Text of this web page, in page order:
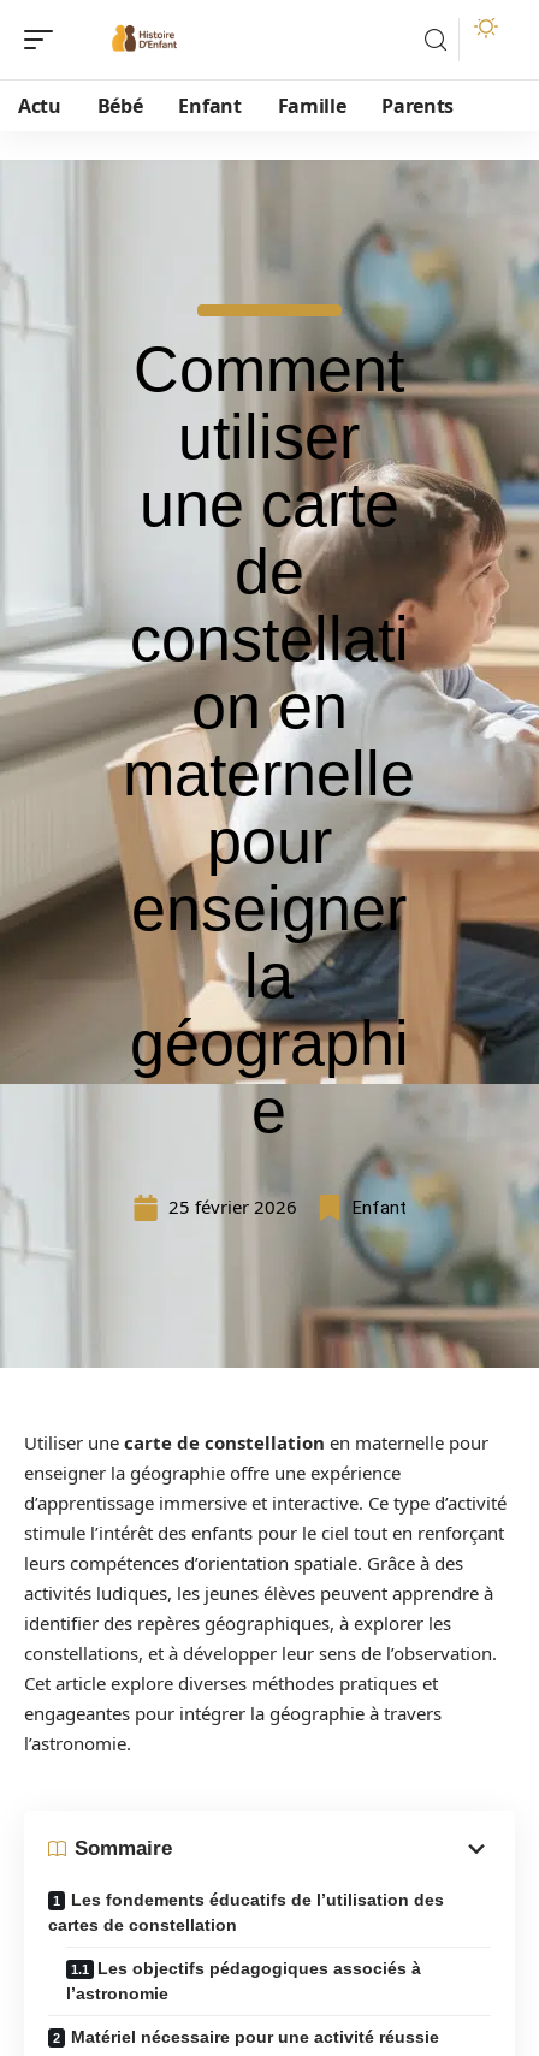
Actu Bébé Enfant Famille Parents
Comment
utiliser
une carte
de
constellati
on en
maternelle
pour
enseigner
la
géographi
e
25 février 2026 Enfant
Utiliser une carte de constellation en maternelle pour
enseigner la géographie offre une expérience
d’apprentissage immersive et interactive. Ce type d’activité
stimule l’intérêt des enfants pour le ciel tout en renforçant
leurs compétences d’orientation spatiale. Grâce à des
activités ludiques, les jeunes élèves peuvent apprendre à
identifier des repères géographiques, à explorer les
constellations, et à développer leur sens de l’observation.
Cet article explore diverses méthodes pratiques et
engageantes pour intégrer la géographie à travers
l’astronomie.
Sommaire
Les fondements éducatifs de l’utilisation des
cartes de constellation
Les objectifs pédagogiques associés à
l’astronomie
Matériel nécessaire pour une activité réussie